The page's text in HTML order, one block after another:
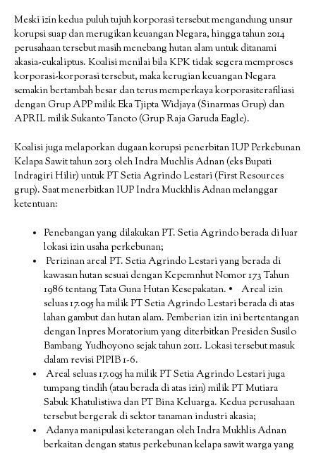
Meski izin kedua puluh tujuh korporasi tersebut mengandung unsur
korupsi suap dan merugikan keuangan Negara, hingga tahun 2014
perusahaan tersebut masih menebang hutan alam untuk ditanami
akasia-eukaliptus. Koalisi menilai bila KPK tidak segera memproses
korporasi-korporasi tersebut, maka kerugian keuangan Negara
semakin bertambah besar dan terus memperkaya korporasiterafiliasi
dengan Grup APP milik Eka Tjipta Widjaya (Sinarmas Grup) dan
APRIL milik Sukanto Tanoto (Grup Raja Garuda Eagle).
Koalisi juga melaporkan dugaan korupsi penerbitan IUP Perkebunan
Kelapa Sawit tahun 2013 oleh Indra Muchlis Adnan (eks Bupati
Indragiri Hilir) untuk PT Setia Agrindo Lestari (First Resources
grup). Saat menerbitkan IUP Indra Muckhlis Adnan melanggar
ketentuan:
Penebangan yang dilakukan PT. Setia Agrindo berada di luar
lokasi izin usaha perkebunan;
Perizinan areal PT. Setia Agrindo Lestari yang berada di
kawasan hutan sesuai dengan Kepemnhut Nomor 173 Tahun
1986 tentang Tata Guna Hutan Kesepakatan. • Areal izin
seluas 17.095 ha milik PT Setia Agrindo Lestari berada di atas
lahan gambut dan hutan alam. Pemberian izin ini bertentangan
dengan Inpres Moratorium yang diterbitkan Presiden Susilo
Bambang Yudhoyono sejak tahun 2011. Lokasi tersebut masuk
dalam revisi PIPIB 1-6.
Areal seluas 17.095 ha milik PT Setia Agrindo Lestari juga
tumpang tindih (atau berada di atas izin) milik PT Mutiara
Sabuk Khatulistiwa dan PT Bina Keluarga. Kedua perusahaan
tersebut bergerak di sektor tanaman industri akasia;
Adanya manipulasi keterangan oleh Indra Mukhlis Adnan
berkaitan dengan status perkebunan kelapa sawit warga yang